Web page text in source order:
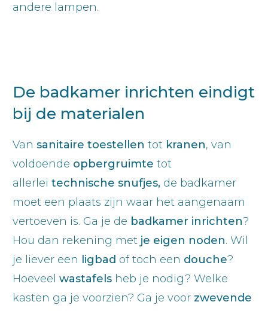
andere lampen.
De badkamer inrichten eindigt
bij de materialen
Van sanitaire toestellen tot kranen, van
voldoende opbergruimte tot
allerlei technische snufjes, de badkamer
moet een plaats zijn waar het aangenaam
vertoeven is. Ga je de badkamer inrichten?
Hou dan rekening met je eigen noden. Wil
je liever een ligbad of toch een douche?
Hoeveel wastafels heb je nodig? Welke
kasten ga je voorzien? Ga je voor zwevende